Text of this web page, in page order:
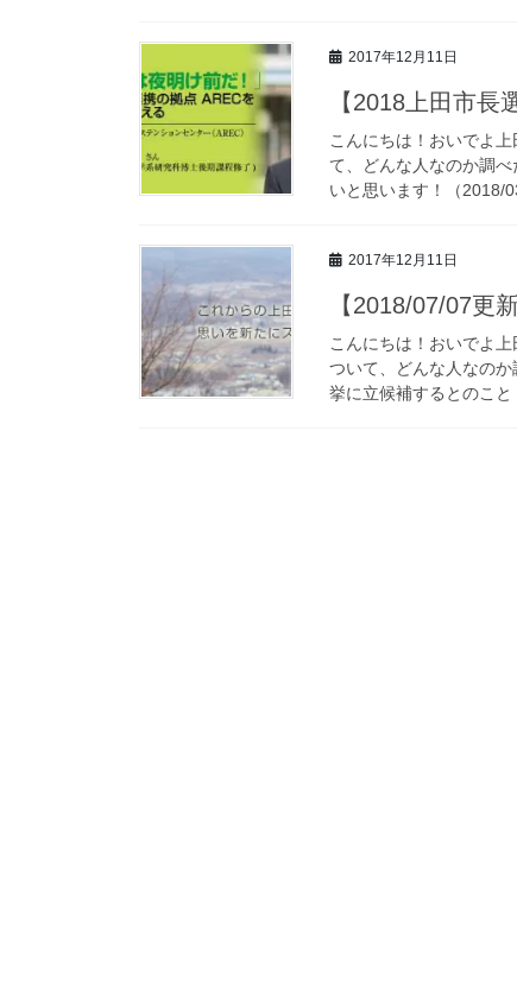
2017年12月11日
【2018上田市長
こんにちは！おいでよ
て、どんな人なのか調
いと思います！（2018/
2017年12月11日
【2018/07/07更
こんにちは！おいでよ
ついて、どんな人なの
挙に立候補するとのこ